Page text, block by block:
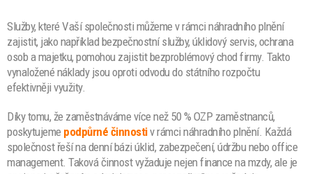
Služby, které Vaší společnosti můžeme v rámci náhradního plnění
zajistit, jako například bezpečnostní služby, úklidový servis, ochrana
osob a majetku, pomohou zajistit bezproblémový chod firmy. Takto
vynaložené náklady jsou oproti odvodu do státního rozpočtu
efektivněji využity.
Díky tomu, že zaměstnáváme více než 50 % OZP zaměstnanců,
poskytujeme podpůrné činnostiv rámci náhradního plnění. Každá
společnost řeší na denní bázi úklid, zabezpečení, údržbu nebo office
management. Taková činnost vyžaduje nejen finance na mzdy, ale je